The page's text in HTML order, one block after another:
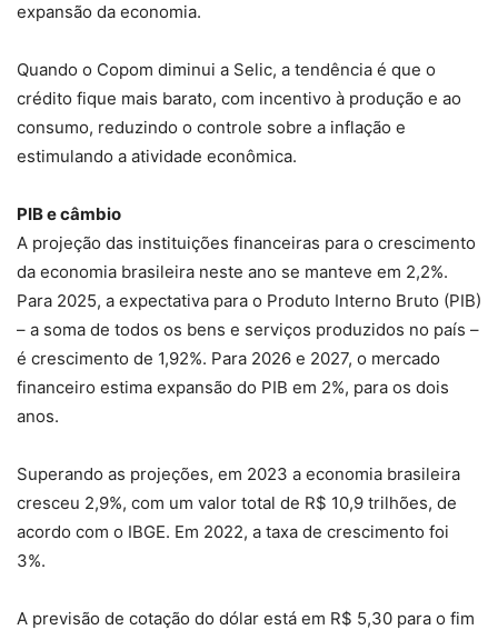
expansão da economia.
Quando o Copom diminui a Selic, a tendência é que o
crédito fique mais barato, com incentivo à produção e ao
consumo, reduzindo o controle sobre a inflação e
estimulando a atividade econômica.
PIB e câmbio
A projeção das instituições financeiras para o crescimento
da economia brasileira neste ano se manteve em 2,2%.
Para 2025, a expectativa para o Produto Interno Bruto (PIB)
– a soma de todos os bens e serviços produzidos no país –
é crescimento de 1,92%. Para 2026 e 2027, o mercado
financeiro estima expansão do PIB em 2%, para os dois
anos.
Superando as projeções, em 2023 a economia brasileira
cresceu 2,9%, com um valor total de R$ 10,9 trilhões, de
acordo com o IBGE. Em 2022, a taxa de crescimento foi
3%.
A previsão de cotação do dólar está em R$ 5,30 para o fim